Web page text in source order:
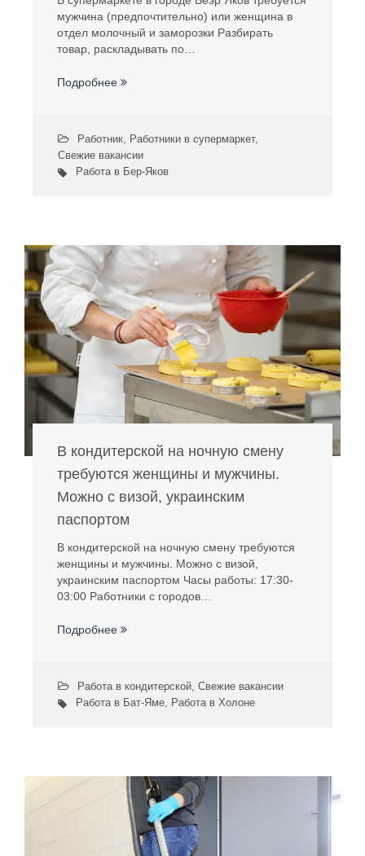
мужчина (предпочтительно) или женщина в
отдел молочный и заморозки Разбирать
товар, раскладывать по…
Подробнее
Работник, Работники в супермаркет,
Свежие вакансии
Работа в Бер-Яков
В кондитерской на ночную смену
требуются женщины и мужчины.
Можно с визой, украинским
паспортом
В кондитерской на ночную смену требуются
женщины и мужчины. Можно с визой,
украинским паспортом Часы работы: 17:30-
03:00 Работники с городов…
Подробнее
Работа в кондитерской, Свежие вакансии
Работа в Бат-Яме, Работа в Холоне